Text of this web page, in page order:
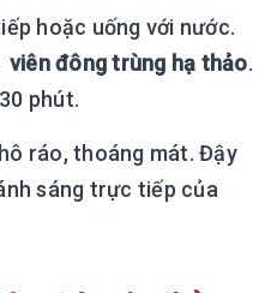
hoặc uống với nước.
viên đông trùng hạ thảo.
phút.
ráo, thoáng mát. Đậy
sáng trực tiếp của